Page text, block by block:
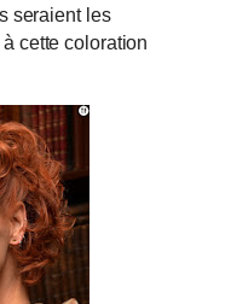
seraient les
cette coloration